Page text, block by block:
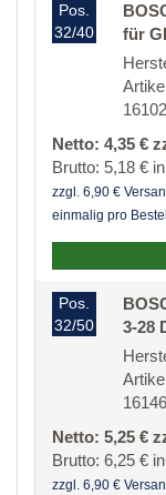
Pos.
32/40
für
Netto: 4,35 €
Brutto: 5,18 €
zzgl. 6,90 €
einmalig pro
Pos.
32/50
3-28
Netto: 5,25 €
Brutto: 6,25 €
zzgl. 6,90 €